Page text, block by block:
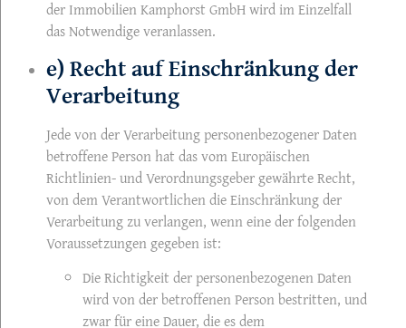
der Immobilien Kamphorst GmbH wird im Einzelfall
das Notwendige veranlassen.
e) Recht auf Einschränkung der
Verarbeitung
Jede von der Verarbeitung personenbezogener Daten
betroffene Person hat das vom Europäischen
Richtlinien- und Verordnungsgeber gewährte Recht,
von dem Verantwortlichen die Einschränkung der
Verarbeitung zu verlangen, wenn eine der folgenden
Voraussetzungen gegeben ist:
Die Richtigkeit der personenbezogenen Daten
wird von der betroffenen Person bestritten, und
zwar für eine Dauer, die es dem